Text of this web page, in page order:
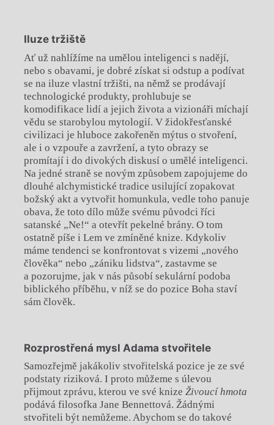
Iluze tržiště
Ať už nahlížíme na umělou inteligenci s nadějí,
nebo s obavami, je dobré získat si odstup a podívat
se na iluze vlastní tržišti, na němž se prodávají
technologické produkty, prohlubuje se
komodifikace lidí a jejich života a vizionáři míchají
vědu se starobylou mytologií. V židokřesťanské
civilizaci je hluboce zakořeněn mýtus o stvoření,
ale i o vzpouře a zavržení, a tyto obrazy se
promítají i do divokých diskusí o umělé inteligenci.
Na jedné straně se novým způsobem zapojujeme do
dlouhé alchymistické tradice usilující zopakovat
božský akt a vytvořit homunkula, vedle toho panuje
obava, že toto dílo může svému původci říci
satanské „Ne!“ a otevřít pekelné brány. O tom
ostatně píše i Lem ve zmíněné knize. Kdykoliv
máme tendenci se konfrontovat s vizemi „nového
člověka“ nebo „zániku lidstva“, zastavme se
a pozorujme, jak v nás působí sekulární podoba
biblického příběhu, v níž se do pozice Boha staví
sám člověk.
Rozprostřená mysl Adama stvořitele
Samozřejmě jakákoliv stvořitelská pozice je ze své
podstaty riziková. I proto můžeme s úlevou
přijmout zprávu, kterou ve své knize Živoucí hmota
podává filosofka Jane Bennettová. Žádnými
stvořiteli být nemůžeme. Abychom se do takové